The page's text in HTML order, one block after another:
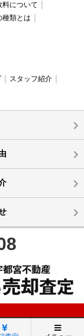
料について
種類とは
スタッフ紹介